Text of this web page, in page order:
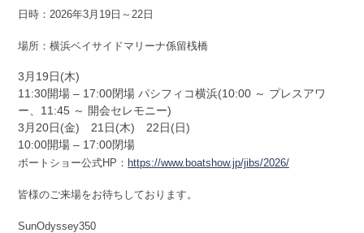
日時：2026年3月19日～22日
場所：横浜ベイサイドマリーナ係留桟橋
3月19日(木)
11:30開場 – 17:00閉場 パシフィコ横浜(10:00 ～ プレスアワ
ー、11:45 ～ 開会セレモニー)
3月20日(金) 21日(木) 22日(日)
10:00開場 – 17:00閉場
ボートショー公式HP： https://www.boatshow.jp/jibs/2026/
皆様のご来場をお待ちしております。
SunOdyssey350